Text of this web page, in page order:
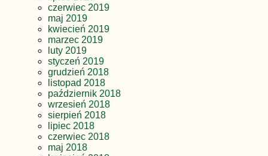
czerwiec 2019
maj 2019
kwiecień 2019
marzec 2019
luty 2019
styczeń 2019
grudzień 2018
listopad 2018
październik 2018
wrzesień 2018
sierpień 2018
lipiec 2018
czerwiec 2018
maj 2018